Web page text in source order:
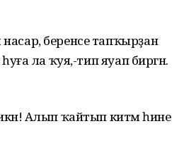
насар, беренсе тапҡырҙан
һуға ла ҡуя,-тип яуап биргән.
Алып ҡайтып китәм һине